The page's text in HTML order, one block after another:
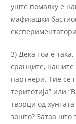
уште помалку е
мафијашки
3) Дека тоа е така,
сранците, нашите
партнери. Тие се
теритотија” или
творци од хунтата
зошто? Затоа што